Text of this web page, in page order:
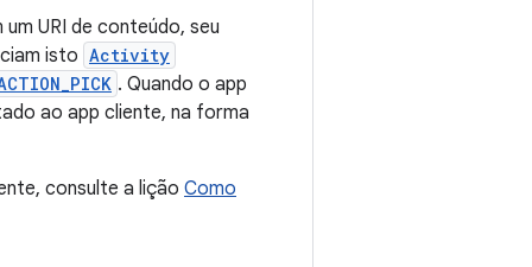
URI de conteúdo, seu
isto Activity
. Quando o app
ao app cliente, na forma
consulte a lição Como